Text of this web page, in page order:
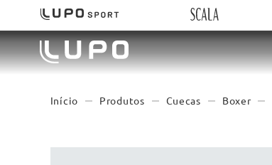
Produtos Cuecas Boxer